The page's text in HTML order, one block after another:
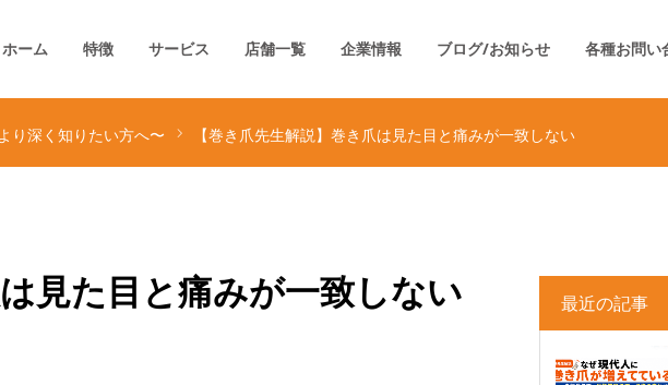
ホーム 特徴 サービス 店舗一覧 企業情報 ブログ/お知らせ 各種お問い
り深く知りたい方へ〜 【巻き爪先生解説】巻き爪は見た目と痛みが一致しない
見た目と痛みが一致しない 最近の記事